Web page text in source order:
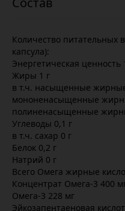
Количество питательных
капсула):
Энергетическая ценность
Жиры 1 г
в т.ч. насыщенные
мононенасыщенные
полиненасыщенные
Углеводы 0,1 г
в т.ч. сахар 0 г
Белок 0,2 г
Натрий 0 г
Всего Омега жирные
Концентрат Омега-3 400
Омега-3 228 мг
Эйкозапентаеновая